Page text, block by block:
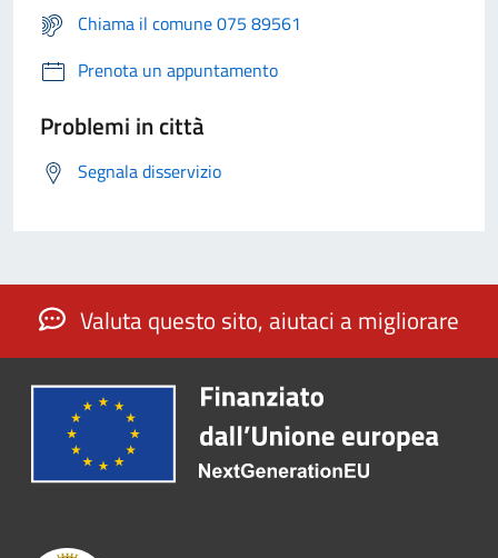
Chiama il comune 075 89561
Prenota un appuntamento
Problemi in città
Segnala disservizio
Valuta questo sito, aiutaci a migliorare